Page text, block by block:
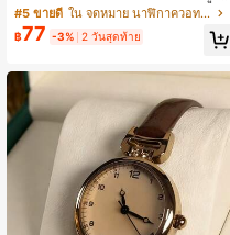
า หน้าปัดตัวเลข สายสแตนเลสลายข้าว
สาลี เหมาะสำหรับใส่ในชีวิตประจำวัน,
วันเกิด, ของขวัญสำหรับผู้หญิง, วันครบ
ชั่นฮาโลวีน และของขวัญวันหยุดอื่นๆ
#5 ขายดี ใน จดหมาย นาฬิกาควอทซ์ผู้หญิง
฿77 -3% 2 วันสุดท้าย